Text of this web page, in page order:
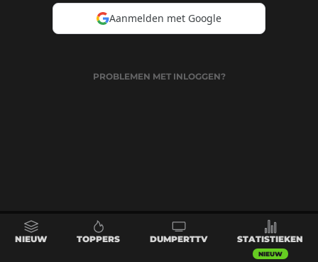
Aanmelden met Google
PROBLEMEN MET INLOGGEN?
NIEUW TOPPERS DUMPERTTV STATISTIEKEN
NIEUW